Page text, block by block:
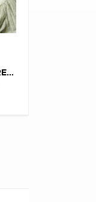
CD MORRICONE SEGRETO SONGBOOK